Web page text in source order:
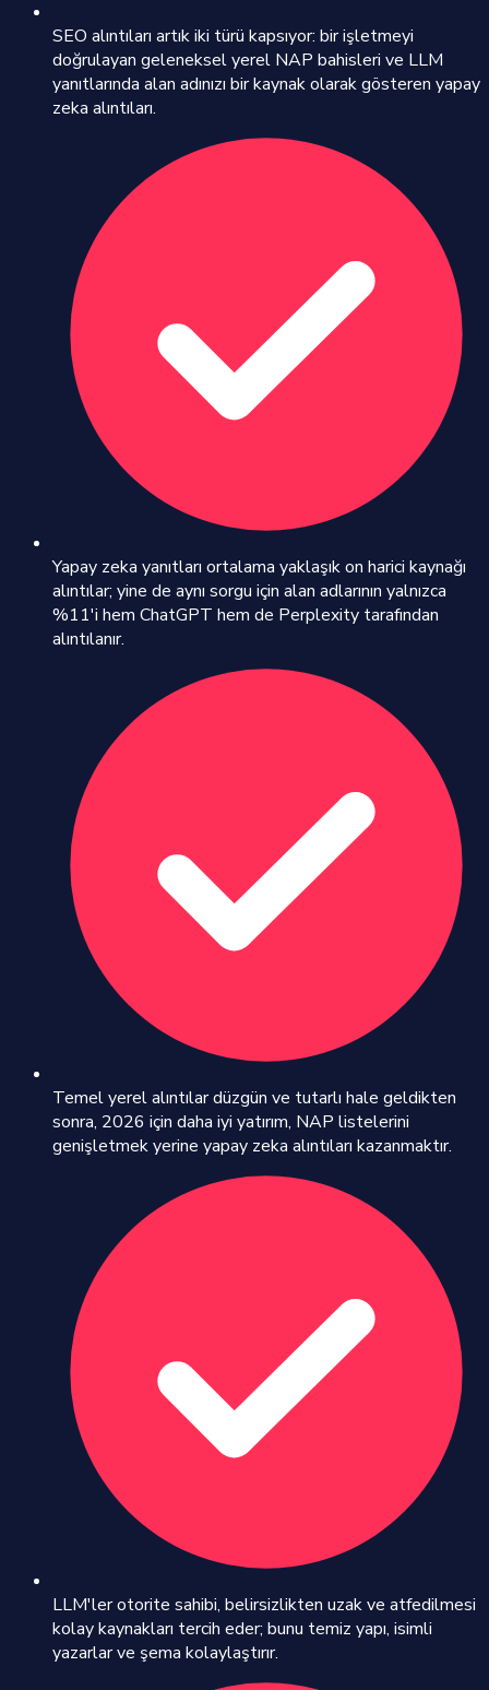
SEO alıntıları artık iki türü kapsıyor: bir işletmeyi
doğrulayan geleneksel yerel NAP bahisleri ve LLM
yanıtlarında alan adınızı bir kaynak olarak gösteren yapay
zeka alıntıları.
Yapay zeka yanıtları ortalama yaklaşık on harici kaynağı
alıntılar; yine de aynı sorgu için alan adlarının yalnızca
%11'i hem ChatGPT hem de Perplexity tarafından
alıntılanır.
Temel yerel alıntılar düzgün ve tutarlı hale geldikten
sonra, 2026 için daha iyi yatırım, NAP listelerini
genişletmek yerine yapay zeka alıntıları kazanmaktır.
LLM'ler otorite sahibi, belirsizlikten uzak ve atfedilmesi
kolay kaynakları tercih eder; bunu temiz yapı, isimli
yazarlar ve şema kolaylaştırır.